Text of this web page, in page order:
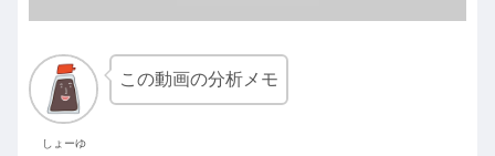
しょーゆ
この動画の分析メモ